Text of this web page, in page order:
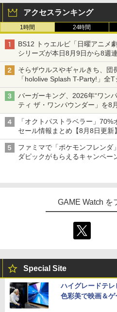
アクセスランキング
1時間 24時間
BS12 トゥエルビ「日曜アニメ
シリーズが本日8月9日から8週
初回は「機動戦士ガンダム【
そらザウルスやギャルきち、団
「hololive Splash T-Party!」全
ライン販売開始
バーガーキング、2026年“ワン
ティ ザ・ワンパウンダー」を8
「特製ガーリックマヨソース」
「オクトパストラベラー」
セール情報まとめ【8月8日更新】
ニンテンドーeショップでは「
ファミマで「ポケモンフレンダ
ダピックがもらえるキャンペー
GAME Watch を
Special Site
ハイグレードテ
色彩美で映画＆